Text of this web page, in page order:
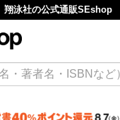
翔泳社の公式通販SEshop